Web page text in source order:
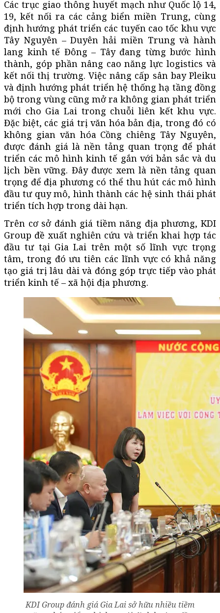
Các trục giao thông huyết mạch như Quốc lộ 14,
19, kết nối ra các cảng biển miền Trung, cùng
định hướng phát triển các tuyến cao tốc khu vực
Tây Nguyên – Duyên hải miền Trung và hành
lang kinh tế Đông – Tây đang từng bước hình
thành, góp phần nâng cao năng lực logistics và
kết nối thị trường. Việc nâng cấp sân bay Pleiku
và định hướng phát triển hệ thống hạ tầng đồng
bộ trong vùng cũng mở ra không gian phát triển
mới cho Gia Lai trong chuỗi liên kết khu vực.
Đặc biệt, các giá trị văn hóa bản địa, trong đó có
không gian văn hóa Cồng chiêng Tây Nguyên,
được đánh giá là nền tảng quan trọng để phát
triển các mô hình kinh tế gắn với bản sắc và du
lịch bền vững. Đây được xem là nền tảng quan
trọng để địa phương có thể thu hút các mô hình
đầu tư quy mô, hình thành các hệ sinh thái phát
triển tích hợp trong dài hạn.
Trên cơ sở đánh giá tiềm năng địa phương, KDI
Group đề xuất nghiên cứu và triển khai hợp tác
đầu tư tại Gia Lai trên một số lĩnh vực trọng
tâm, trong đó ưu tiên các lĩnh vực có khả năng
tạo giá trị lâu dài và đóng góp trực tiếp vào phát
triển kinh tế – xã hội địa phương.
KDI Group đánh giá Gia Lai sở hữu nhiều tiềm